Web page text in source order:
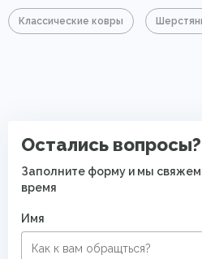
Классические ковры
Остались вопросы?
Заполните форму и мы
время
Имя